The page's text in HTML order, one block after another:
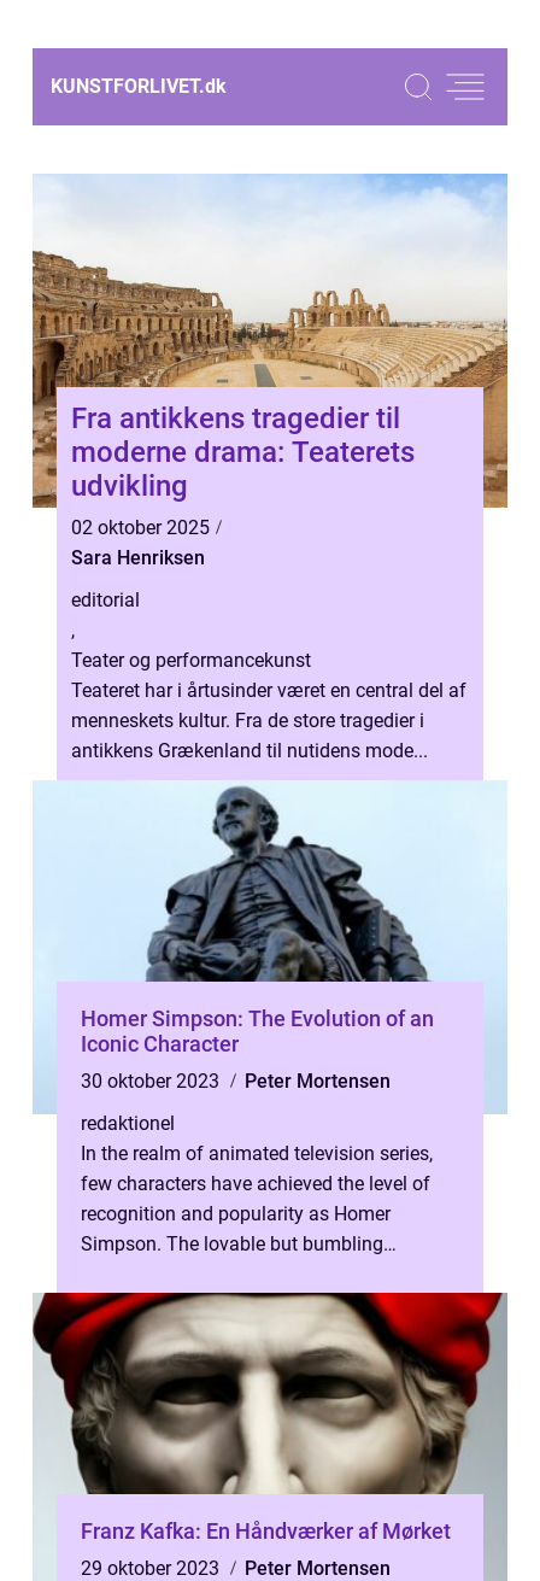
KUNSTFORLIVET.dk
Fra antikkens tragedier til
moderne drama: Teaterets
udvikling
02 oktober 2025
Sara Henriksen
editorial
,
Teater og performancekunst
Teateret har i årtusinder været en central del af
menneskets kultur. Fra de store tragedier i
antikkens Grækenland til nutidens mode...
Homer Simpson: The Evolution of an
Iconic Character
30 oktober 2023
Peter Mortensen
redaktionel
In the realm of animated television series,
few characters have achieved the level of
recognition and popularity as Homer
Simpson. The lovable but bumbling
c...
Franz Kafka: En Håndværker af Mørket
29 oktober 2023
Peter Mortensen